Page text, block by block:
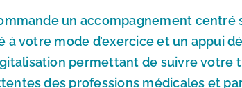
un accompagnement centré
à votre mode d’exercice et un appui
permettant de suivre votre
des professions médicales et